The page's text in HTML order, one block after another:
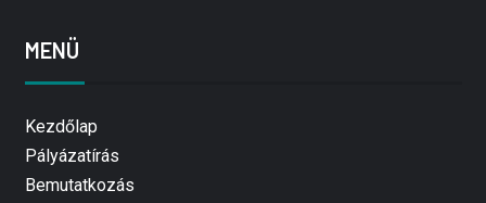
MENÜ
Kezdőlap
Pályázatírás
Bemutatkozás